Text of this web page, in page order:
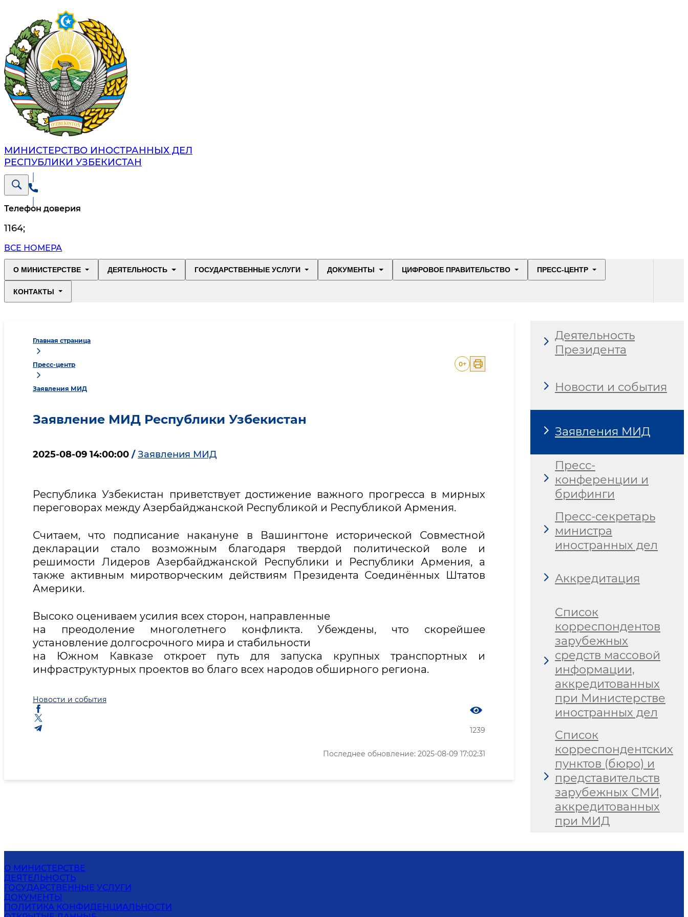
МИНИСТЕРСТВО ИНОСТРАННЫХ ДЕЛ
РЕСПУБЛИКИ УЗБЕКИСТАН
Телефон доверия
1164;
ВСЕ НОМЕРА
О МИНИСТЕРСТВЕ ДЕЯТЕЛЬНОСТЬ ГОСУДАРСТВЕННЫЕ УСЛУГИ ДОКУМЕНТЫ ЦИФРОВОЕ ПРАВИТЕЛЬСТВО ПРЕСС-ЦЕНТР
КОНТАКТЫ
Главная страница
Пресс-центр
Заявления МИД
0+
Заявление МИД Республики Узбекистан
2025-08-09 14:00:00 / Заявления МИД
Республика Узбекистан приветствует достижение важного прогресса в мирных
переговорах между Азербайджанской Республикой и Республикой Армения.
Считаем, что подписание накануне в Вашингтоне исторической Совместной
декларации стало возможным благодаря твердой политической воле и
решимости Лидеров Азербайджанской Республики и Республики Армения, а
также активным миротворческим действиям Президента Соединённых Штатов
Америки.
Высоко оцениваем усилия всех сторон, направленные
на преодоление многолетнего конфликта. Убеждены, что скорейшее
установление долгосрочного мира и стабильности
на Южном Кавказе откроет путь для запуска крупных транспортных и
инфраструктурных проектов во благо всех народов обширного региона.
Новости и события
1239
Последнее обновление: 2025-08-09 17:02:31
Деятельность
Президента
Новости и события
Заявления МИД
Пресс-
конференции и
брифинги
Пресс-секретарь
министра
иностранных дел
Аккредитация
Список
корреспондентов
зарубежных
средств массовой
информации,
аккредитованных
при Министерстве
иностранных дел
Список
корреспондентских
пунктов (бюро) и
представительств
зарубежных СМИ,
аккредитованных
при МИД
О МИНИСТЕРСТВЕ
ДЕЯТЕЛЬНОСТЬ
ГОСУДАРСТВЕННЫЕ УСЛУГИ
ДОКУМЕНТЫ
ПОЛИТИКА КОНФИДЕНЦИАЛЬНОСТИ